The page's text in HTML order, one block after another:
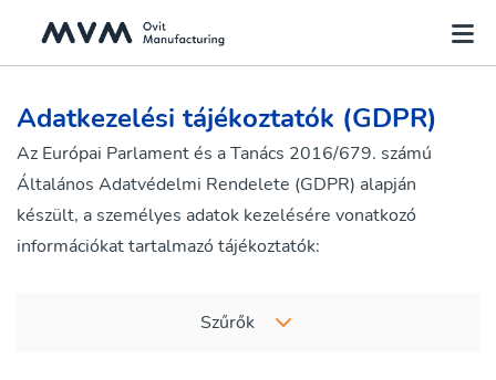
Adatkezelési tájékoztatók (GDPR)
Az Európai Parlament és a Tanács 2016/679. számú
Általános Adatvédelmi Rendelete (GDPR) alapján
készült, a személyes adatok kezelésére vonatkozó
információkat tartalmazó tájékoztatók:
Szűrők